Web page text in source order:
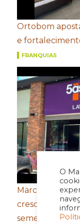
O
Ortobom
e
FRANQUIAS
Marcas do
crescimento de
semestre